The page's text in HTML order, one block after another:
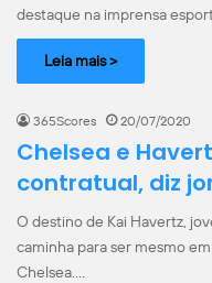
destaque na imprensa
Leia mais >
365Scores 20/07/2020
Chelsea e
contratual, diz
O destino de Kai Havertz,
caminha para ser mesmo
Chelsea.…